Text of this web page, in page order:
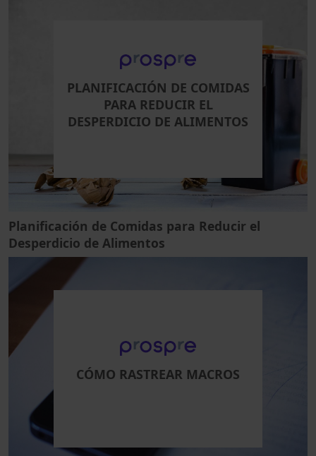
PLANIFICACIÓN DE COMIDAS
PARA REDUCIR EL
DESPERDICIO DE ALIMENTOS
Planificación de Comidas para Reducir el
Desperdicio de Alimentos
CÓMO RASTREAR MACROS